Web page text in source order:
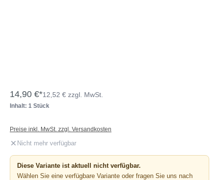
14,90 €*12,52 € zzgl. MwSt.
Inhalt: 1 Stück
Preise inkl. MwSt. zzgl. Versandkosten
Nicht mehr verfügbar
Diese Variante ist aktuell nicht verfügbar.
Wählen Sie eine verfügbare Variante oder fragen Sie uns nach